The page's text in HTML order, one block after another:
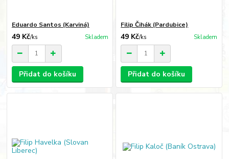
Eduardo Santos (Karviná)
49 Kč/ks Skladem
Přidat do košíku
Filip Čihák (Pardubice)
49 Kč/ks Skladem
Přidat do košíku